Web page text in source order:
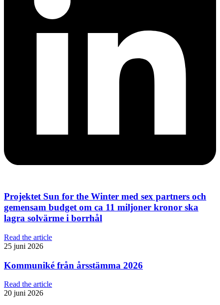
Projektet Sun for the Winter med sex partners och
gemensam budget om ca 11 miljoner kronor ska
lagra solvärme i borrhål
Read the article
25 juni 2026
Kommuniké från årsstämma 2026
Read the article
20 juni 2026